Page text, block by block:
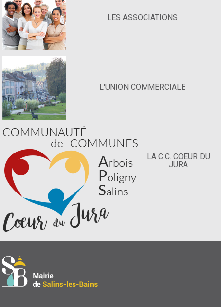
LES ASSOCIATIONS
L'UNION COMMERCIALE
LA C.C. COEUR DU
JURA